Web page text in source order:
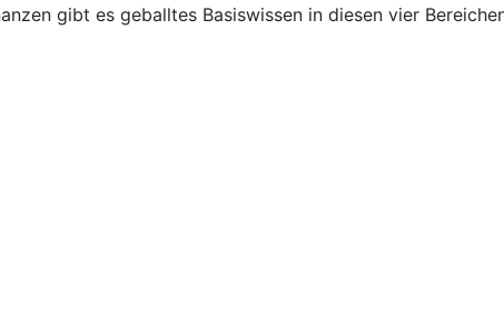
gibt es geballtes Basiswissen in diesen vier